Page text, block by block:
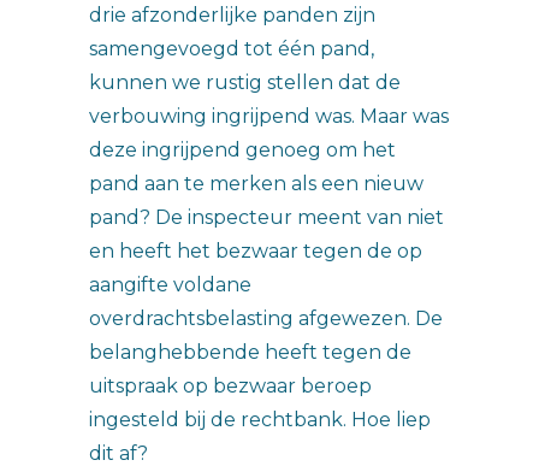
drie afzonderlijke panden zijn
samengevoegd tot één pand,
kunnen we rustig stellen dat de
verbouwing ingrijpend was. Maar was
deze ingrijpend genoeg om het
pand aan te merken als een nieuw
pand? De inspecteur meent van niet
en heeft het bezwaar tegen de op
aangifte voldane
overdrachtsbelasting afgewezen. De
belanghebbende heeft tegen de
uitspraak op bezwaar beroep
ingesteld bij de rechtbank. Hoe liep
dit af?